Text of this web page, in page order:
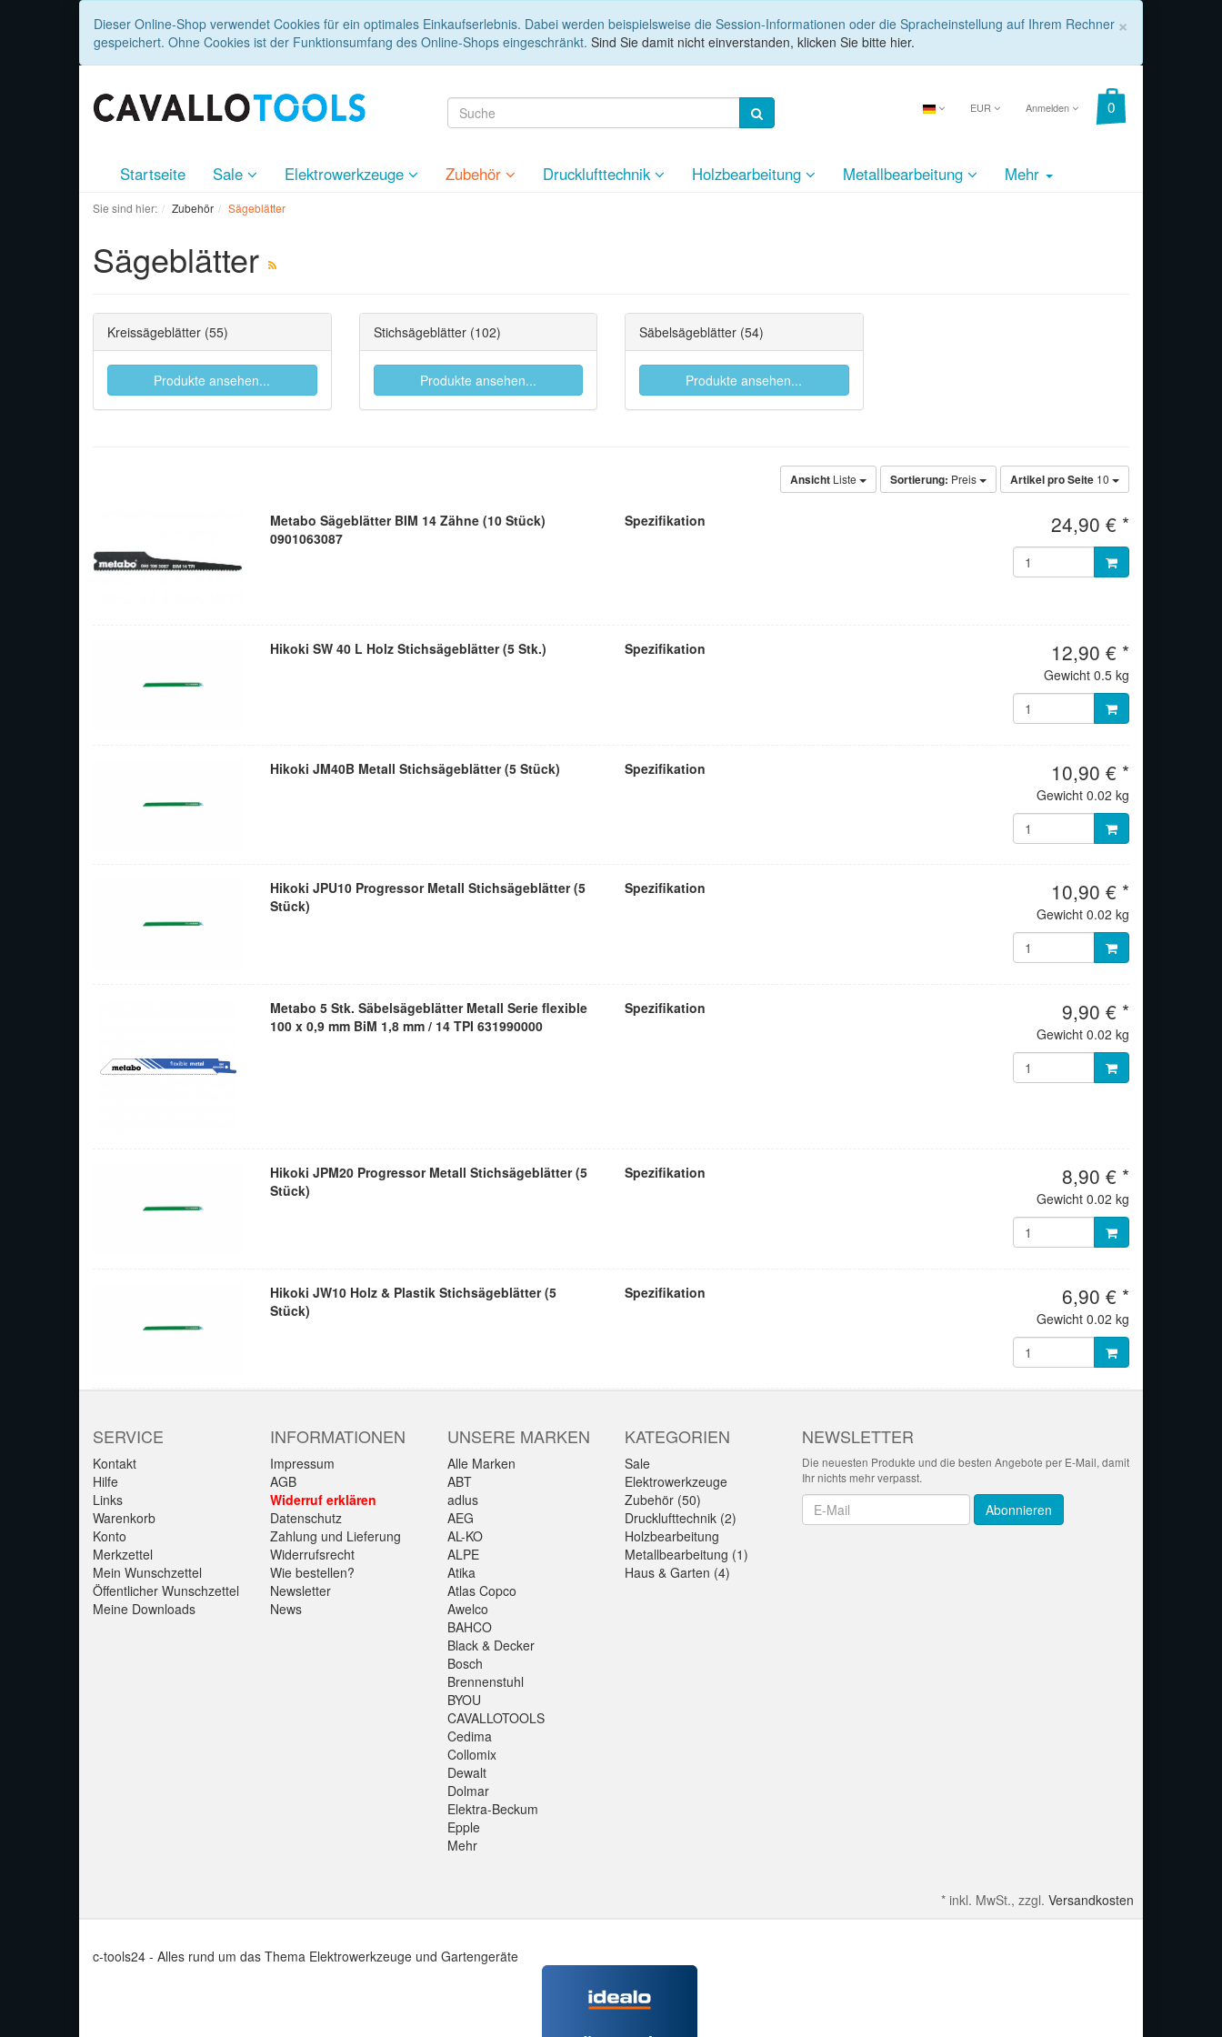
×
Dieser Online-Shop verwendet Cookies für ein optimales Einkaufserlebnis. Dabei werden beispielsweise die Session-Informationen oder die Spracheinstellung auf Ihrem Rechner
gespeichert. Ohne Cookies ist der Funktionsumfang des Online-Shops eingeschränkt. Sind Sie damit nicht einverstanden, klicken Sie bitte hier.
EUR Anmelden
Startseite Sale Elektrowerkzeuge Zubehör Drucklufttechnik Holzbearbeitung Metallbearbeitung Mehr
Sie sind hier: Zubehör Sägeblätter
Sägeblätter
Kreissägeblätter (55)
Produkte ansehen...
Stichsägeblätter(102)
Produkte ansehen...
Säbelsägeblätter (54)
Produkte ansehen...
Ansicht Liste Sortierung: Preis Artikel pro Seite 10
Metabo Sägeblätter BIM 14 Zähne (10 Stück)
0901063087
Spezifikation 24,90 € *
Hikoki SW 40 L Holz Stichsägeblätter (5 Stk.) Spezifikation 12,90 € *
Gewicht 0.5 kg
Hikoki JM40B Metall Stichsägeblätter (5 Stück) Spezifikation 10,90 € *
Gewicht 0.02 kg
Hikoki JPU10 Progressor Metall Stichsägeblätter (5
Stück)
Spezifikation 10,90 € *
Gewicht 0.02 kg
Metabo 5 Stk. Säbelsägeblätter Metall Serie flexible
100 x 0,9 mm BiM 1,8 mm / 14 TPI 631990000
Spezifikation 9,90 € *
Gewicht 0.02 kg
Hikoki JPM20 Progressor Metall Stichsägeblätter (5
Stück)
Spezifikation 8,90 € *
Gewicht 0.02 kg
Hikoki JW10 Holz & Plastik Stichsägeblätter (5
Stück)
Spezifikation 6,90 € *
Gewicht 0.02 kg
SERVICE
Kontakt
Hilfe
Links
Warenkorb
Konto
Merkzettel
Mein Wunschzettel
Öffentlicher Wunschzettel
Meine Downloads
INFORMATIONEN
Impressum
AGB
Widerruf erklären
Datenschutz
Zahlung und Lieferung
Widerrufsrecht
Wie bestellen?
Newsletter
News
UNSERE MARKEN
Alle Marken
ABT
adlus
AEG
AL-KO
ALPE
Atika
Atlas Copco
Awelco
BAHCO
Black & Decker
Bosch
Brennenstuhl
BYOU
CAVALLOTOOLS
Cedima
Collomix
Dewalt
Dolmar
Elektra-Beckum
Epple
Mehr
KATEGORIEN
Sale
Elektrowerkzeuge
Zubehör (50)
Drucklufttechnik (2)
Holzbearbeitung
Metallbearbeitung (1)
Haus & Garten (4)
NEWSLETTER
Die neuesten Produkte und die besten Angebote per E-Mail, damit
Ihr nichts mehr verpasst.
Newsletter Abonnieren
* inkl. MwSt., zzgl. Versandkosten
c-tools24 - Alles rund um das Thema Elektrowerkzeuge und Gartengeräte